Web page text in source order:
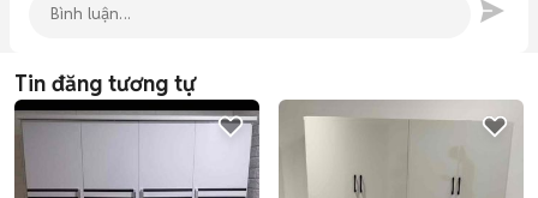
Tin đăng tương tự